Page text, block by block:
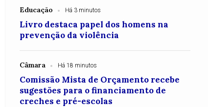
Educação Há 3 minutos
Livro destaca papel dos homens na
prevenção da violência
Câmara Há 18 minutos
Comissão Mista de Orçamento recebe
sugestões para o financiamento de
creches e pré-escolas